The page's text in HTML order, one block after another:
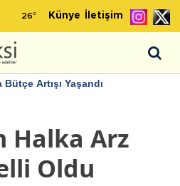
26° Künye İletişim
Artışı Yaşandı
Halka Arz
Oldu